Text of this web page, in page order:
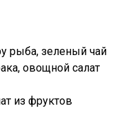
рыба, зеленый чай
овощной салат
из фруктов